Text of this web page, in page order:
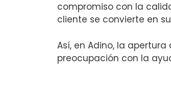
compromiso con la
cliente se convierte en
Así, en Adino, la
preocupación con la